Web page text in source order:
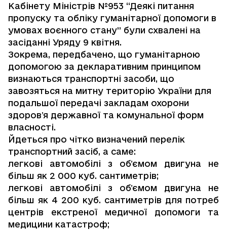
Кабінету Міністрів №953 “Деякі питання
пропуску та обліку гуманітарної допомоги в
умовах воєнного стану” були схвалені на
засіданні Уряду 9 квітня.
Зокрема, передбачено, що гуманітарною
допомогою за декларативним принципом
визнаються транспортні засоби, що
завозяться на митну територію України для
подальшої передачі закладам охорони
здоровʼя державної та комунальної форм
власності.
Йдеться про чітко визначений перелік
транспортний засіб, а саме:
легкові автомобілі з обʼємом двигуна не
більш як 2 000 куб. сантиметрів;
легкові автомобілі з обʼємом двигуна не
більш як 4 200 куб. сантиметрів для потреб
центрів екстреної медичної допомоги та
медицини катастроф;